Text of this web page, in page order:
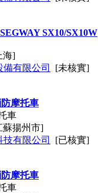
SX10/SX10W
海]
備有限公司
[未核實]
摩托車
車
蘇揚州市]
有限公司
[已核實]
摩托車
車